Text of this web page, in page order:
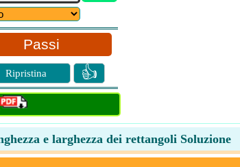
Passi
Ripristina 👍
e larghezza dei rettangoli Soluzione